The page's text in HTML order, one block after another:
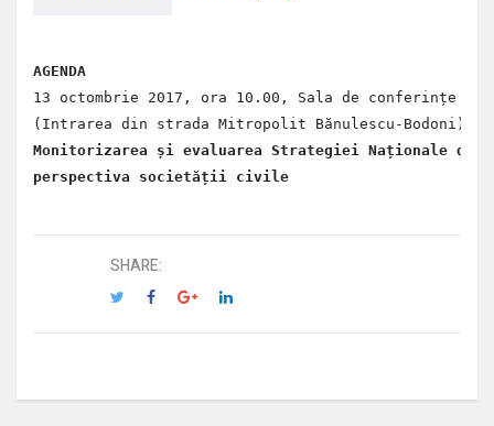
AGENDA
13 octombrie 2017, ora 10.00, Sala de conferințe
(Intrarea din strada Mitropolit Bănulescu-Bodoni)
Monitorizarea și evaluarea Strategiei Naționale
perspectiva societății civile
SHARE: